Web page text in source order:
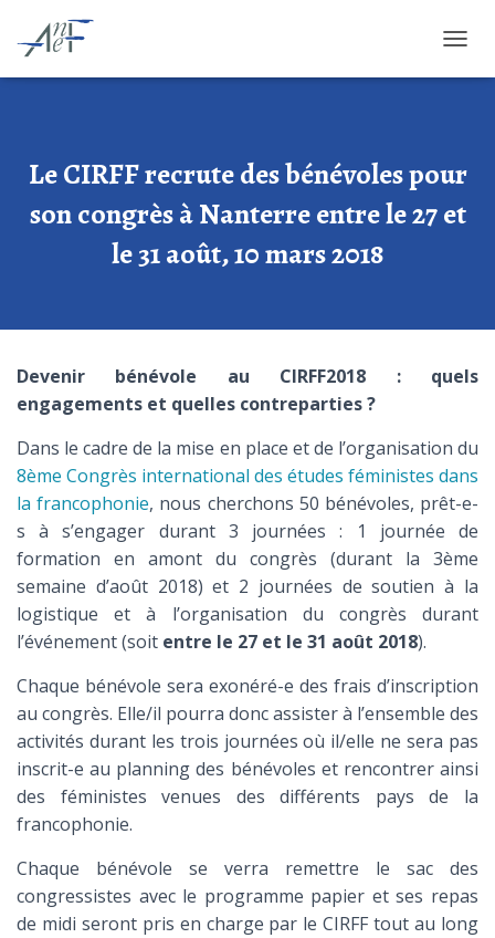
Le CIRFF recrute des bénévoles pour
son congrès à Nanterre entre le 27 et
le 31 août, 10 mars 2018
Devenir bénévole au CIRFF2018 : quels
engagements et quelles contreparties ?
Dans le cadre de la mise en place et de l’organisation du
8ème Congrès international des études féministes dans
la francophonie, nous cherchons 50 bénévoles, prêt-e-
s à s’engager durant 3 journées : 1 journée de
formation en amont du congrès (durant la 3ème
semaine d’août 2018) et 2 journées de soutien à la
logistique et à l’organisation du congrès durant
l’événement (soit entre le 27 et le 31 août 2018).
Chaque bénévole sera exonéré-e des frais d’inscription
au congrès. Elle/il pourra donc assister à l’ensemble des
activités durant les trois journées où il/elle ne sera pas
inscrit-e au planning des bénévoles et rencontrer ainsi
des féministes venues des différents pays de la
francophonie.
Chaque bénévole se verra remettre le sac des
congressistes avec le programme papier et ses repas
de midi seront pris en charge par le CIRFF tout au long